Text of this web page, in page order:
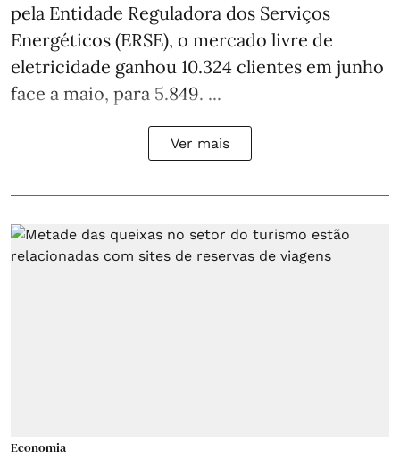
pela Entidade Reguladora dos Serviços
Energéticos (ERSE), o mercado livre de
eletricidade ganhou 10.324 clientes em junho
face a maio, para 5.849. ...
Ver mais
Economia